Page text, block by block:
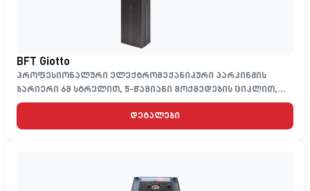
BFT Giotto
პროფესიონალური ელექტრომექანიკური პარკინგის
ბარიერი 6მ სტრელით, 5-წამიანი მოქმედების ციკლით,
230V კვებით
დეტალები